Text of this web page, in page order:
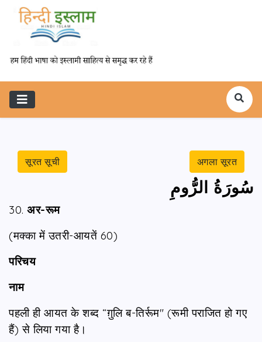
सूरत सूची अगला सूरत
سُورَةُ الرُّومِ
30. अर-रूम
(मक्का में उतरी-आयतें 60)
परिचय
नाम
पहली ही आयत के शब्द “ग़ुलि ब-तिर्रूम" (रूमी पराजित हो गए
हैं) से लिया गया है।